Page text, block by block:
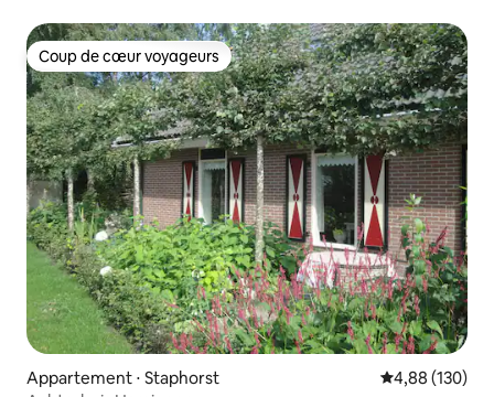
Coup de cœur voyageurs
Coup de cœur voyageurs
Appartement ⋅ Staphorst Évaluation
4,88 (130)